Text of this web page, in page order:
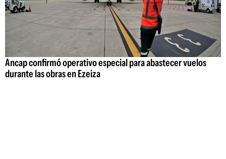
Ancap confirmó operativo especial para abastecer vuelos
durante las obras en Ezeiza